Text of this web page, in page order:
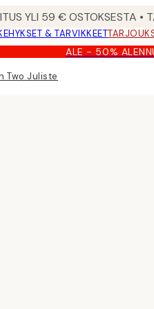
YLI 59 € OSTOKSESTA •
& TARVIKKEET
ALE - 50%
Two Juliste